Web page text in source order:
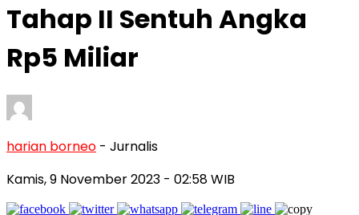
Tahap II Sentuh Angka
Rp5 Miliar
harian borneo - Jurnalis
Kamis, 9 November 2023 - 02:58 WIB